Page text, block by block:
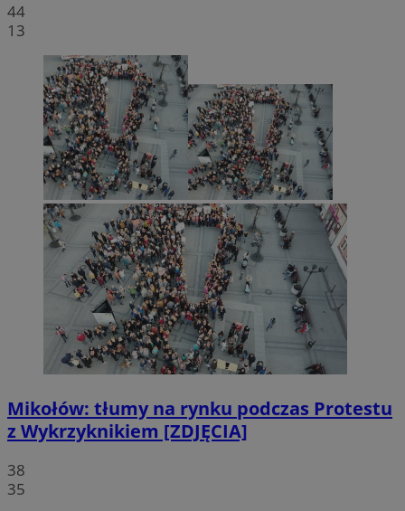
44
13
Mikołów: tłumy na rynku podczas Protestu
z Wykrzyknikiem [ZDJĘCIA]
38
35